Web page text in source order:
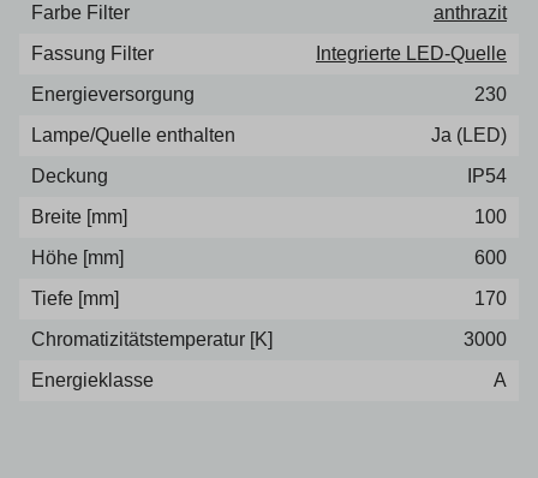
Farbe Filter
anthrazit
Fassung Filter
Integrierte LED-Quelle
Energieversorgung
230
Lampe/Quelle enthalten
Ja (LED)
Deckung
IP54
Breite [mm]
100
Höhe [mm]
600
Tiefe [mm]
170
Chromatizitätstemperatur [K]
3000
Energieklasse
A